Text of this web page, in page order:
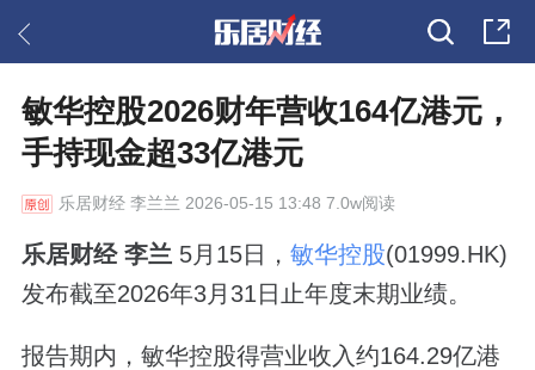
敏华控股2026财年营收164亿港元，
手持现金超33亿港元
乐居财经李兰兰 2026-05-15 13:48 7.0w阅读
乐居财经 李兰 5月15日， 敏华控股(01999.HK)
发布截至2026年3月31日止年度末期业绩。
报告期内，敏华控股得营业收入约164.29亿港